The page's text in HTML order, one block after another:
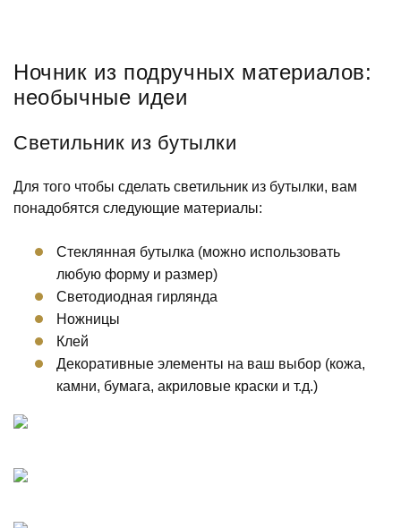
Ночник из подручных материалов:
необычные идеи
Светильник из бутылки
Для того чтобы сделать светильник из бутылки, вам
понадобятся следующие материалы:
Стеклянная бутылка (можно использовать
любую форму и размер)
Светодиодная гирлянда
Ножницы
Клей
Декоративные элементы на ваш выбор (кожа,
камни, бумага, акриловые краски и т.д.)